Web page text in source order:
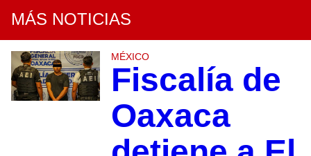
MÁS NOTICIAS
MÉXICO
Fiscalía de
Oaxaca